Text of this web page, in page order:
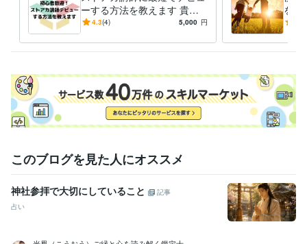
1級電気工事施工管理技士
普通自動車第一種運転免許 取得年 : 2003年
数秘術鑑定士 取得年 : 2018年
2級土木施工管理技士 取得年 : 2002年
得意分野
占い あなたの内なる響きを誠心誠意お伝えします
恋愛、不倫、復縁、
ーする方法を教えます 貴方
の好きがお金に代わる初心者
です
4.3(4) 5,000 円
を最
今ま
最終
このブログを見た人にオススメ
神社参拝で大切にしていること
記事
占い